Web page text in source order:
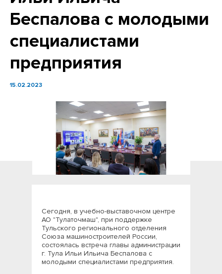
Беспалова с молодыми
специалистами
предприятия
15.02.2023
Сегодня, в учебно-выставочном центре
АО "Тулаточмаш", при поддержке
Тульского регионального отделения
Союза машиностроителей России,
состоялась встреча главы администрации
г. Тула Ильи Ильича Беспалова с
молодыми специалистами предприятия.